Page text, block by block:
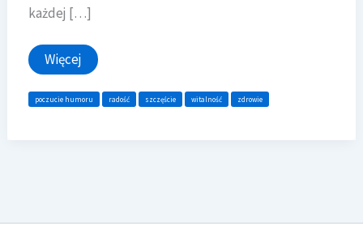
każdej […]
Wdzięczność przywraca
energię
Więcej
poczucie humoru radość szczęście witalność zdrowie